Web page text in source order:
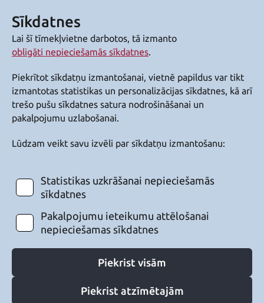
Sīkdatnes
Lai šī tīmekļvietne darbotos, tā izmanto
obligāti nepieciešamās sīkdatnes.
Piekrītot sīkdatņu izmantošanai, vietnē papildus var tikt
izmantotas statistikas un personalizācijas sīkdatnes, kā arī
trešo pušu sīkdatnes satura nodrošināšanai un
pakalpojumu uzlabošanai.
Lūdzam veikt savu izvēli par sīkdatņu izmantošanu:
Statistikas uzkrāšanai nepieciešamās
sīkdatnes
Pakalpojumu ieteikumu attēlošanai
nepieciešamas sīkdatnes
Piekrist visām
Piekrist atzīmētajām